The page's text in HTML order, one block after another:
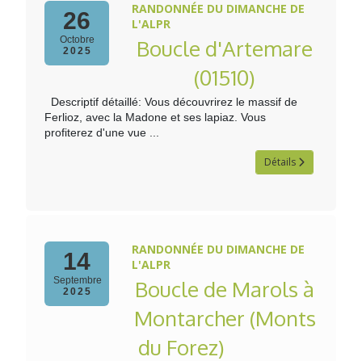
26
Octobre
2025
RANDONNÉE DU DIMANCHE DE
L'ALPR
Boucle d'Artemare
(01510)
Descriptif détaillé: Vous découvrirez le massif de
Ferlioz, avec la Madone et ses lapiaz. Vous
profiterez d'une vue ...
Détails
14
Septembre
2025
RANDONNÉE DU DIMANCHE DE
L'ALPR
Boucle de Marols à
Montarcher (Monts
du Forez)